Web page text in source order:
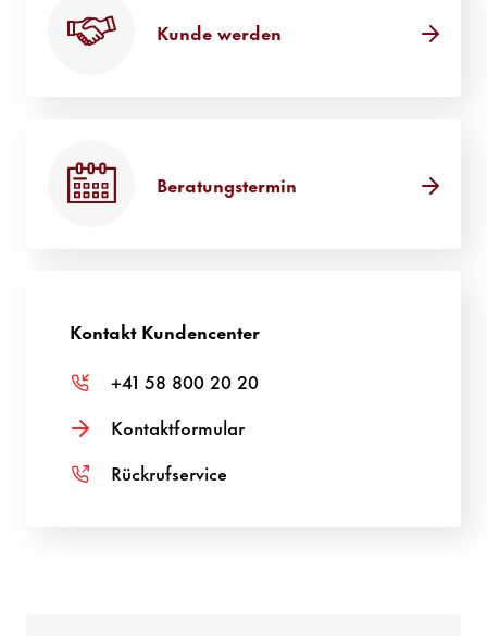
Kunde werden
Beratungstermin
Kontakt Kundencenter
+41 58 800 20 20
Kontaktformular
Rückrufservice